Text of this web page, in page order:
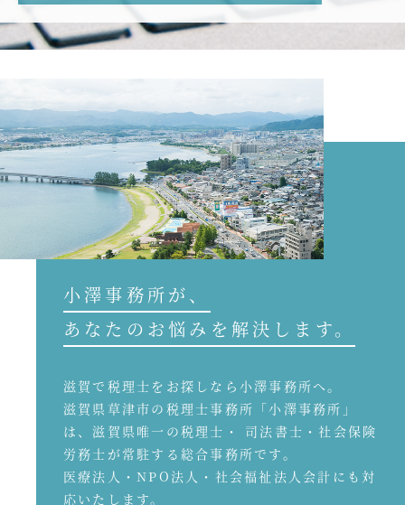
小澤事務所が、
あなたのお悩みを解決します。
滋賀で税理士をお探しなら小澤事務所へ。
滋賀県草津市の税理士事務所「小澤事務所」
は、滋賀県唯一の税理士・ 司法書士・社会保険
労務士が常駐する総合事務所です。
医療法人・NPO法人・社会福祉法人会計にも対
応いたします。